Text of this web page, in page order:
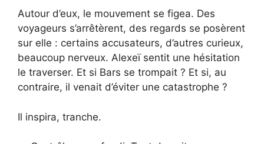
Autour d’eux, le mouvement se figea. Des
voyageurs s’arrêtèrent, des regards se posèrent
sur elle : certains accusateurs, d’autres curieux,
beaucoup nerveux. Alexeï sentit une hésitation
le traverser. Et si Bars se trompait ? Et si, au
contraire, il venait d’éviter une catastrophe ?
Il inspira, tranche.